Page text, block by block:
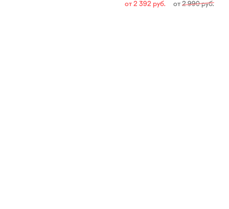
от 2 392 руб. от2 990руб.